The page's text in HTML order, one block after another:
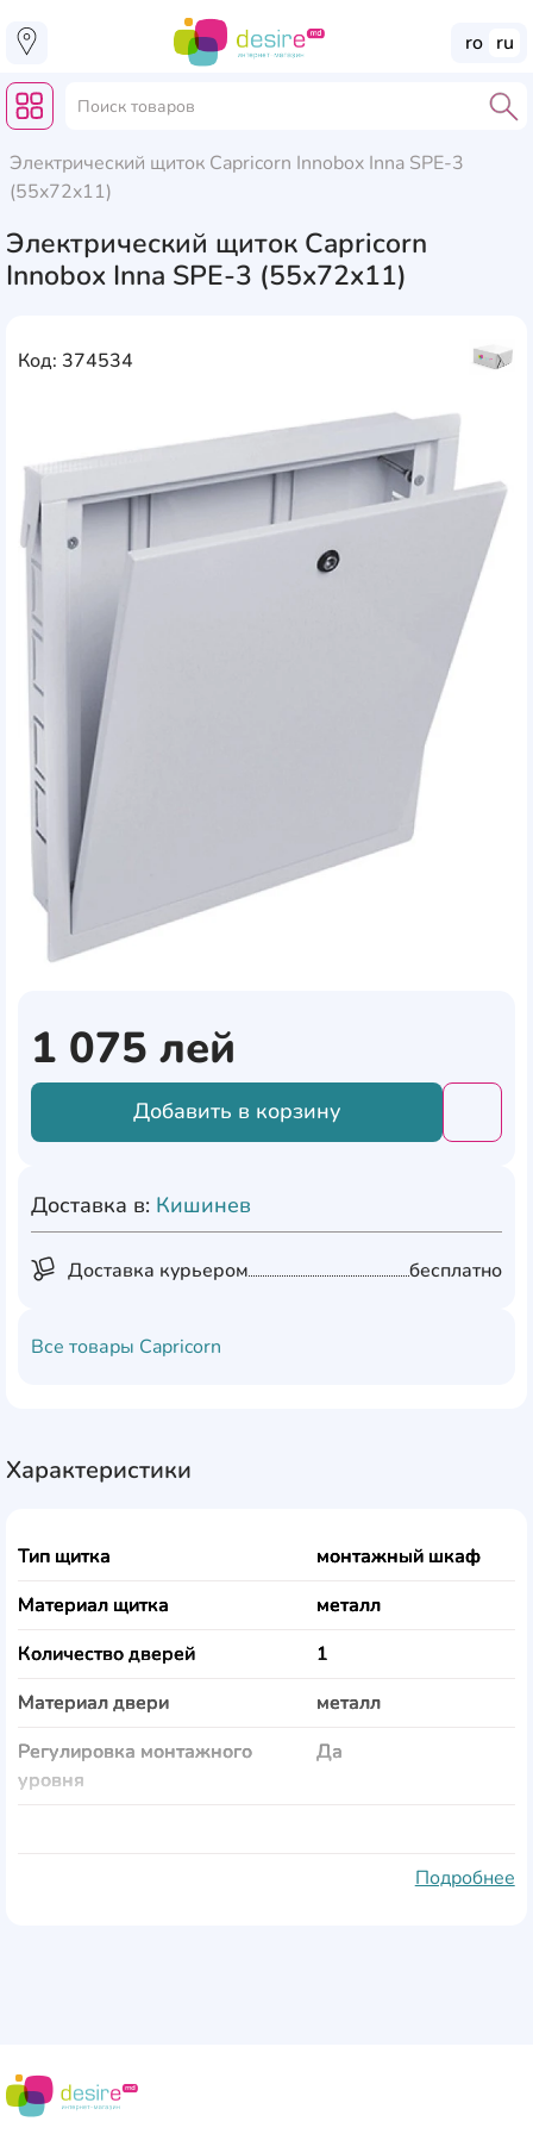
ro ru
Электрический щиток Capricorn Innobox Inna SPE-3
(55x72x11)
Электрический щиток Capricorn
Innobox Inna SPE-3 (55x72x11)
Код: 374534
1 075 лей
Добавить в корзину
Доставка в: Кишинев
Доставка курьером бесплатно
Все товары Capricorn
Характеристики
Тип щитка
монтажный шкаф
Материал щитка
металл
Количество дверей
1
Материал двери
металл
Регулировка монтажного
уровня
Да
Подробнее